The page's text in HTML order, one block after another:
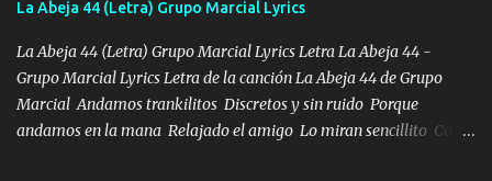
HOMBRE VALIENTE POR ALGO M'URIÓ PELEAND0 SIEMPRE
VIO POR LA FAMILIA PARA QUE SIGA EL LEGADO Es el DOS de
los HERMANOS un cerebro inteligente y com...
La Abeja 44 (Letra) Grupo Marcial Lyrics
La Abeja 44 (Letra) Grupo Marcial Lyrics Letra La Abeja 44 -
Grupo Marcial Lyrics Letra de la canción La Abeja 44 de Grupo
Marcial Andamos trankilitos Discretos y sin ruido Porque
andamos en la mana Relajado el amigo Lo miran sencillito Con